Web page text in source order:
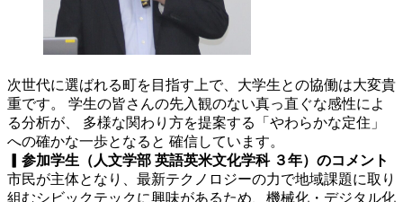
次世代に選ばれる町を目指す上で、大学生との協働は大変貴
重です。 学生の皆さんの先入観のない真っ直ぐな感性によ
る分析が、 多様な関わり方を提案する「やわらかな定住」
への確かな一歩となると 確信しています。
▎参加学生（人文学部 英語英米文化学科 ３年）のコメント
市民が主体となり、最新テクノロジーの力で地域課題に取り
組むシビックテックに興味があるため、機械化・デジタル化